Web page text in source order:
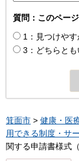
質問：このペー
1：見つけやす
3：どちらと
箕面市 > 健康・医
用できる制度・サ
関する申請書様式